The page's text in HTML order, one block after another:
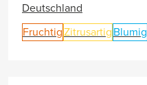
Deutschland
FruchtigZitrusartig Blumig